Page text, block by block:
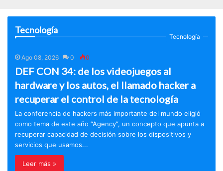
Tecnología
Tecnología
Ago 08, 2026 0 0
DEF CON 34: de los videojuegos al
hardware y los autos, el llamado hacker a
recuperar el control de la tecnología
La conferencia de hackers más importante del mundo eligió
como tema de este año “Agency”, un concepto que apunta a
recuperar capacidad de decisión sobre los dispositivos y
servicios que usamos...
Leer más »